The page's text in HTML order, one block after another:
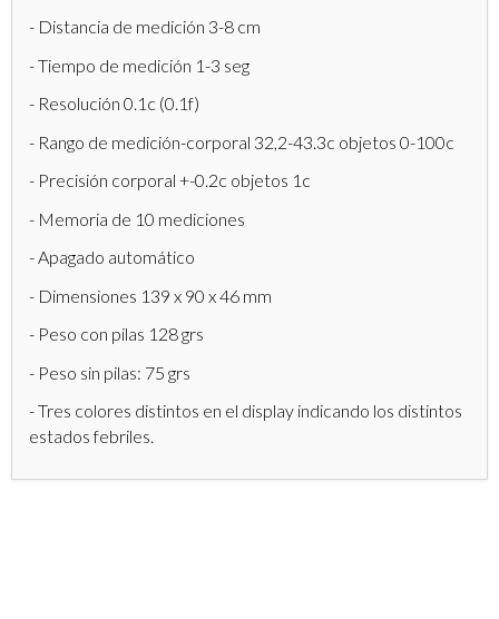
- Distancia de medición 3-8 cm
- Tiempo de medición 1-3 seg
- Resolución 0.1c (0.1f)
- Rango de medición-corporal 32,2-43.3c objetos 0-100c
- Precisión corporal +-0.2c objetos 1c
- Memoria de 10 mediciones
- Apagado automático
- Dimensiones 139 x 90 x 46 mm
- Peso con pilas 128 grs
- Peso sin pilas: 75 grs
- Tres colores distintos en el display indicando los distintos
estados febriles.